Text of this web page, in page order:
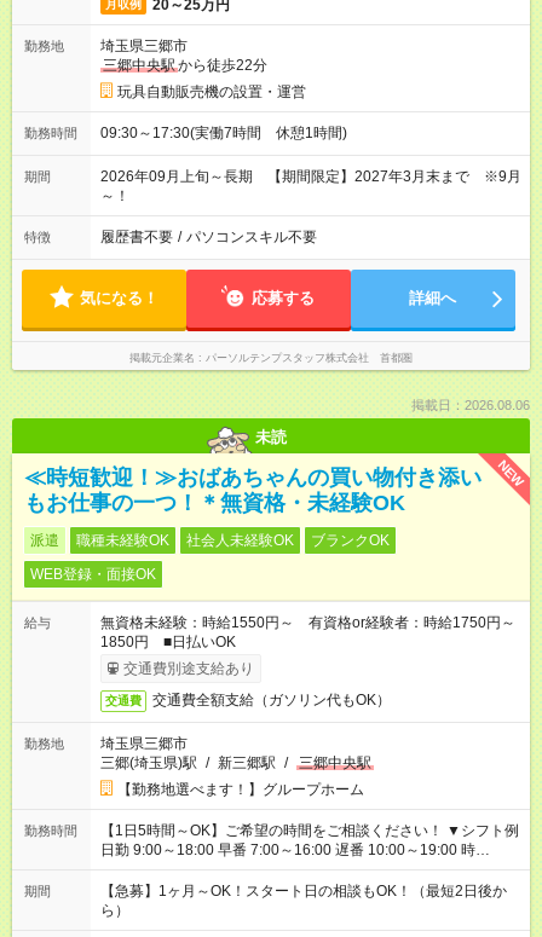
月収例 20～25万円
勤務地
埼玉県三郷市
三郷中央駅から徒歩22分
玩具自動販売機の設置・運営
勤務時間 09:30～17:30(実働7時間 休憩1時間)
期間
2026年09月上旬～長期 【期間限定】2027年3月末まで ※9月
～！
特徴 履歴書不要 / パソコンスキル不要
気になる！ 応募する 詳細へ
掲載元企業名 パーソルテンプスタッフ株式会社 首都圏
掲載日：2026.08.06
未読
NEW
≪時短歓迎！≫おばあちゃんの買い物付き添い
もお仕事の一つ！＊無資格・未経験OK
派遣 職種未経験OK 社会人未経験OK
ブランクOK
WEB登録・面接OK
給与
無資格未経験：時給1550円～ 有資格or経験者：時給1750円～
1850円 ■日払いOK
交通費別途支給あり
交通費 交通費全額支給（ガソリン代もOK）
勤務地
埼玉県三郷市
三郷(埼玉県)駅 / 新三郷駅 / 三郷中央駅
【勤務地選べます！】グループホーム
勤務時間
【1日5時間～OK】ご希望の時間をご相談ください！ ▼シフト例
日勤 9:00～18:00 早番 7:00～16:00 遅番 10:00～19:00 時
短 10:00～15:00 上記はあくまで一例です。 「夕方までには帰宅
しておきたい」 「朝はゆっくりのスタートがいい」 「お昼の時
間を有効に使いたい」 など、ご希望があれば教えてください
ね。
期間
【急募】1ヶ月～OK！スタート日の相談もOK！（最短2日後か
ら）